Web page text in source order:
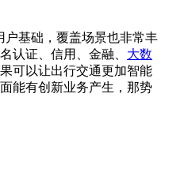
基础，覆盖场景也非常丰
认证、信用、金融、 大数
可以让出行交通更加智能
能有创新业务产生，那势